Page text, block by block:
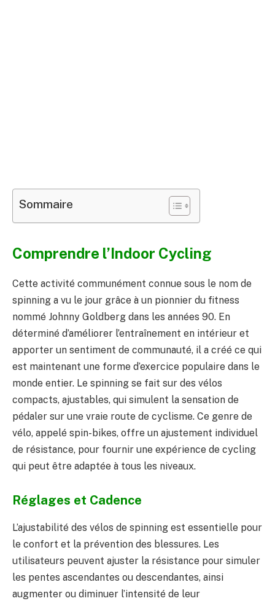
Sommaire
Comprendre l’Indoor Cycling
Cette activité communément connue sous le nom de
spinning a vu le jour grâce à un pionnier du fitness
nommé Johnny Goldberg dans les années 90. En
déterminé d’améliorer l’entraînement en intérieur et
apporter un sentiment de communauté, il a créé ce qui
est maintenant une forme d’exercice populaire dans le
monde entier. Le spinning se fait sur des vélos
compacts, ajustables, qui simulent la sensation de
pédaler sur une vraie route de cyclisme. Ce genre de
vélo, appelé spin-bikes, offre un ajustement individuel
de résistance, pour fournir une expérience de cycling
qui peut être adaptée à tous les niveaux.
Réglages et Cadence
L’ajustabilité des vélos de spinning est essentielle pour
le confort et la prévention des blessures. Les
utilisateurs peuvent ajuster la résistance pour simuler
les pentes ascendantes ou descendantes, ainsi
augmenter ou diminuer l’intensité de leur